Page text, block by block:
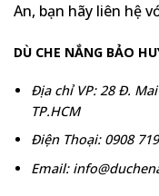
An, bạn hãy liên hệ
DÙ CHE NẮNG BẢO
Địa chỉ VP: 28 Đ.
TP.HCM
Điện Thoại: 0908
Email: